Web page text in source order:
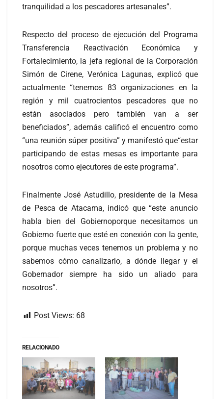
tranquilidad a los pescadores artesanales”.
Respecto del proceso de ejecución del Programa
Transferencia Reactivación Económica y
Fortalecimiento, la jefa regional de la Corporación
Simón de Cirene, Verónica Lagunas, explicó que
actualmente “tenemos 83 organizaciones en la
región y mil cuatrocientos pescadores que no
están asociados pero también van a ser
beneficiados”, además calificó el encuentro como
“una reunión súper positiva” y manifestó que“estar
participando de estas mesas es importante para
nosotros como ejecutores de este programa”.
Finalmente José Astudillo, presidente de la Mesa
de Pesca de Atacama, indicó que “este anuncio
habla bien del Gobiernoporque necesitamos un
Gobierno fuerte que esté en conexión con la gente,
porque muchas veces tenemos un problema y no
sabemos cómo canalizarlo, a dónde llegar y el
Gobernador siempre ha sido un aliado para
nosotros”.
Post Views: 68
RELACIONADO